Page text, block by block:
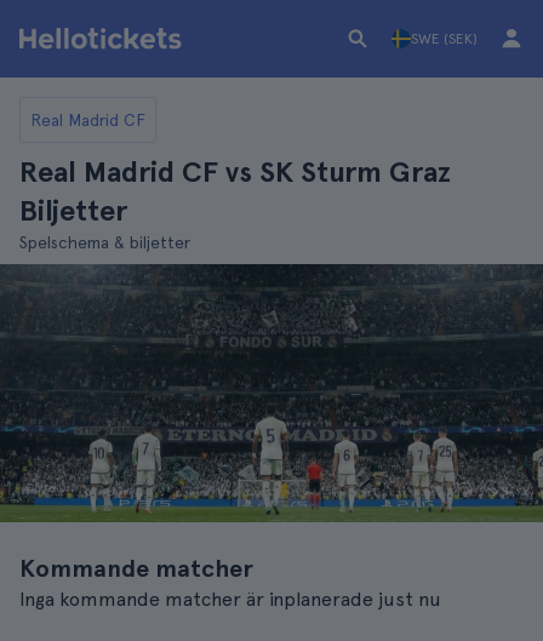
SWE (SEK)
Real Madrid CF
Real Madrid CF vs SK Sturm Graz
Biljetter
Spelschema & biljetter
Kommande matcher
Inga kommande matcher är inplanerade just nu